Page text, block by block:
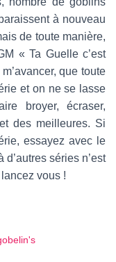
à nouveau
de toute manière,
« Ta Guelle c’est
que toute
et on ne se lasse
broyer, écraser,
des meilleures. Si
essayez avec le
séries n’est
vous !